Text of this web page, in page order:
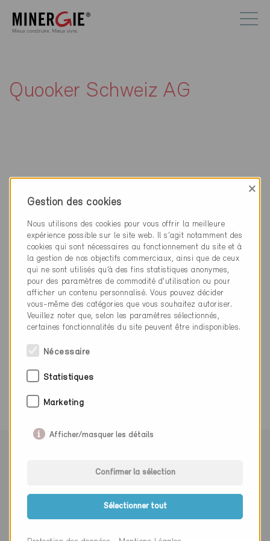
Quooker Schweiz AG
Contact
Quooker Schweiz AG
Steinackerstrasse 5
8302 Kloten
043 411 20 30
info@quooker.ch
www.quooker.ch
Gestion des cookies
×
Nous utilisons des cookies pour vous offrir la meilleure
expérience possible sur le site web. Il s'agit notamment des
cookies qui sont nécessaires au fonctionnement du site et à
la gestion de nos objectifs commerciaux, ainsi que de ceux
qui ne sont utilisés qu’à des fins statistiques anonymes,
pour des paramètres de commodité d’utilisation ou pour
afficher un contenu personnalisé. Vous pouvez décider
vous-même des catégories que vous souhaitez autoriser.
Veuillez noter que, selon les paramètres sélectionnés,
certaines fonctionnalités du site peuvent être indisponibles.
Nécessaire
Statistiques
Marketing
Afficher/masquer les détails
Confirmer la sélection
Sélectionner tout